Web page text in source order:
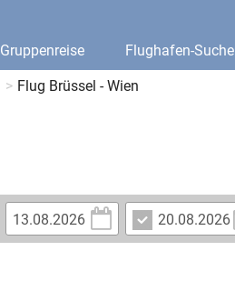
Gruppenreise Flughafen-Suche
Flug Brüssel - Wien